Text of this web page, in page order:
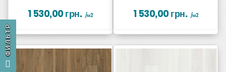
1 530,00 грн. /м2 1 530,00 грн. /м2
ФИЛЬТР